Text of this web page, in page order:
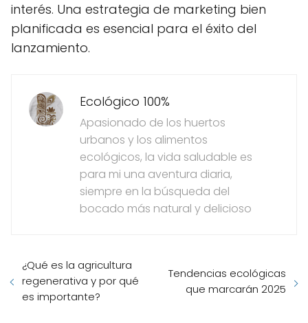
interés. Una estrategia de marketing bien
planificada es esencial para el éxito del
lanzamiento.
Ecológico 100%
Apasionado de los huertos
urbanos y los alimentos
ecológicos, la vida saludable es
para mi una aventura diaria,
siempre en la búsqueda del
bocado más natural y delicioso
¿Qué es la agricultura
regenerativa y por qué
es importante?
Tendencias ecológicas
que marcarán 2025